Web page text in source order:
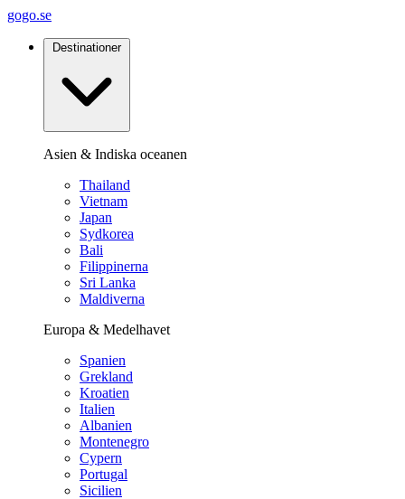
gogo.se
Destinationer
Asien & Indiska oceanen
Thailand
Vietnam
Japan
Sydkorea
Bali
Filippinerna
Sri Lanka
Maldiverna
Europa & Medelhavet
Spanien
Grekland
Kroatien
Italien
Albanien
Montenegro
Cypern
Portugal
Sicilien